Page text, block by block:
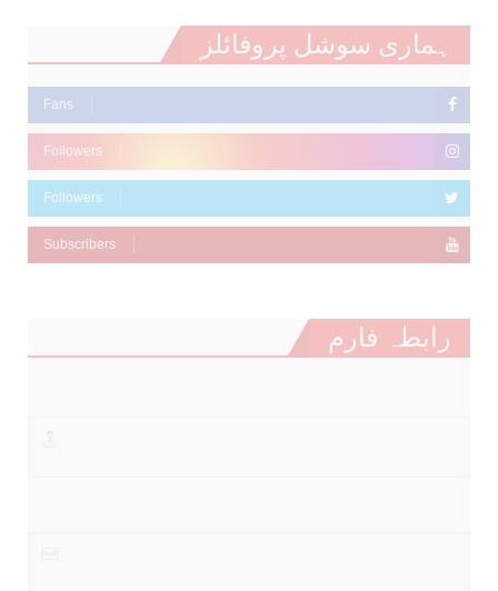
ہماری سوشل پروفائلز
Fans
Followers
Followers
Subscribers
رابطہ فارم